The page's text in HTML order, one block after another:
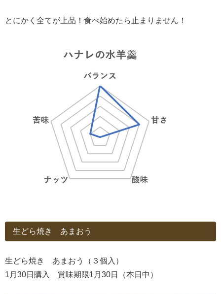
とにかく全てが上品！食べ始めたら止まりません！
生どら焼き あまおう
生どら焼き あまおう（３個入）
1月30日購入 賞味期限1月30日（本日中）